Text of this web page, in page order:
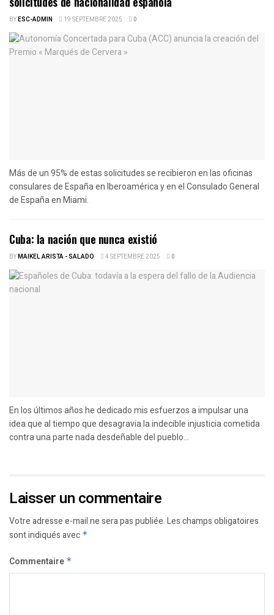
BYESC-ADMIN 19 SEPTEMBRE 2025 0
Más de un 95% de estas solicitudes se recibieron en las oficinas
consulares de España en Iberoamérica y en el Consulado General
de España en Miami.
Cuba: la nación que nunca existió
BYMAIKEL ARISTA - SALADO 4 SEPTEMBRE 2025 0
En los últimos años he dedicado mis esfuerzos a impulsar una
idea que al tiempo que desagravia la indecible injusticia cometida
contra una parte nada desdeñable del pueblo...
Laisser un commentaire
Votre adresse e-mail ne sera pas publiée.Les champs obligatoires
sont indiqués avec *
Commentaire *